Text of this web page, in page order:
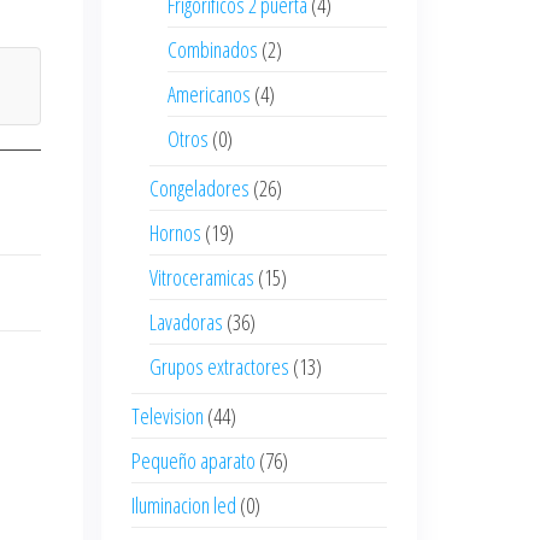
Combinados (2)
Americanos (4)
Otros (0)
Congeladores (26)
Hornos (19)
Vitroceramicas (15)
Lavadoras (36)
Grupos extractores (13)
Television (44)
Pequeño aparato (76)
Iluminacion led (0)